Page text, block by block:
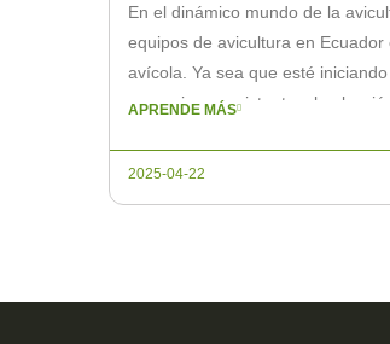
En el dinámico mundo de la
equipos de avicultura en
avícola. Ya sea que esté
operaciones existentes, la
APRENDE MÁS
2025-04-22